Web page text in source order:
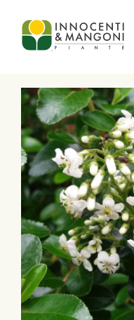
Skip to main content